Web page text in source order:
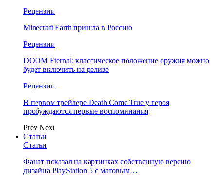
Рецензии
Minecraft Earth пришла в Россию
Рецензии
DOOM Eternal: классическое положение оружия можно
будет включить на релизе
Рецензии
В первом трейлере Death Come True у героя
пробуждаются первые воспоминания
Prev Next
Статьи
Статьи
Фанат показал на картинках собственную версию
дизайна PlayStation 5 с матовым…